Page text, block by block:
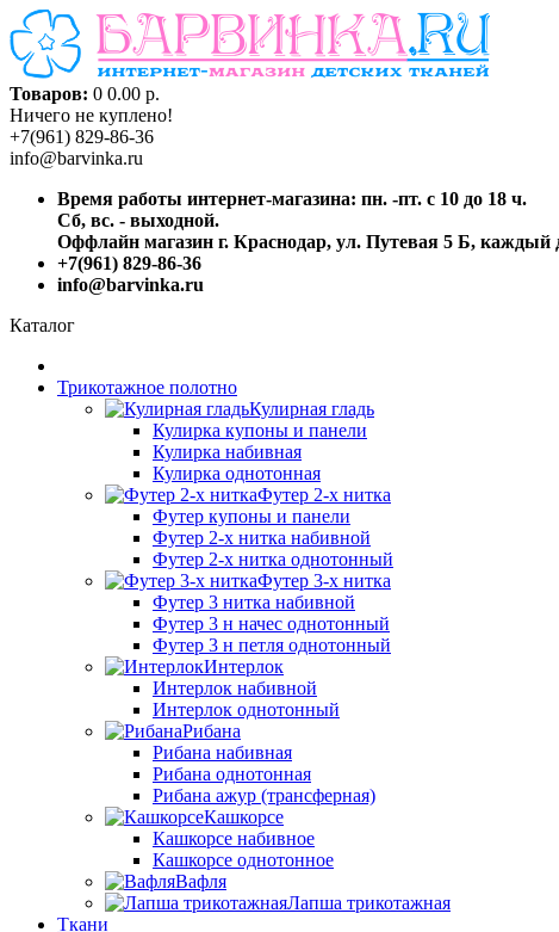
Товаров: 0 0.00 р.
Ничего не куплено!
+7(961) 829-86-36
info@barvinka.ru
Время работы интернет-магазина: пн. -пт. с 10 до 18 ч.
Сб, вс. - выходной.
Оффлайн магазин г. Краснодар, ул. Путевая 5 Б, каждый
+7(961) 829-86-36
info@barvinka.ru
Каталог
Трикотажное полотно
Кулирная гладь
Кулирка купоны и панели
Кулирка набивная
Кулирка однотонная
Футер 2-х нитка
Футер купоны и панели
Футер 2-х нитка набивной
Футер 2-х нитка однотонный
Футер 3-х нитка
Футер 3 нитка набивной
Футер 3 н начес однотонный
Футер 3 н петля однотонный
Интерлок
Интерлок набивной
Интерлок однотонный
Рибана
Рибана набивная
Рибана однотонная
Рибана ажур (трансферная)
Кашкорсе
Кашкорсе набивное
Кашкорсе однотонное
Вафля
Лапша трикотажная
Ткани